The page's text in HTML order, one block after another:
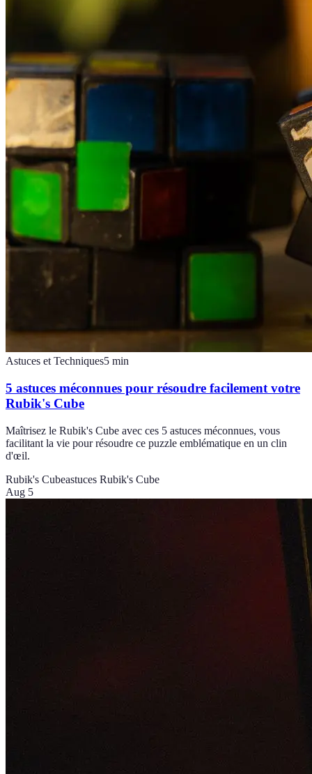
Astuces et Techniques5 min
5 astuces méconnues pour résoudre facilement votre
Rubik's Cube
Maîtrisez le Rubik's Cube avec ces 5 astuces méconnues, vous
facilitant la vie pour résoudre ce puzzle emblématique en un clin
d'œil.
Rubik's Cubeastuces Rubik's Cube
Aug 5